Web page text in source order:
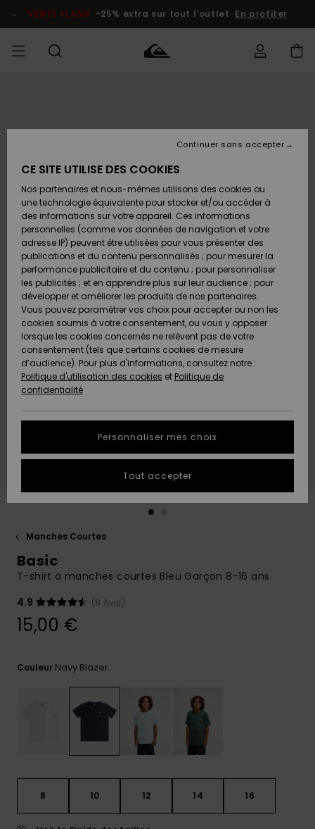
l'information
le
VENTE FLASH -25% extra sur tout l'outlet En profiter
Accessoires
Chaussures
& Tongs
Surf
Snow
Nouveautés
A
Découvrir
Accessoires
Chaussures
& Tongs
Surf
Snow
Nouveautés
A
Découvrir
FEMME
Nouveautés
A
Découvrir
Snow
SURF
Enfant
Highlights
Communauté
SNOW
Snow
Shop
Enfant
Snow
Shop
Femme
A
Découvrir
Communauté
VENTE
FLASH
Enfant
Outlet
Femme
Préférences
Langue Et
Région
Nederlands
AIDE &
CONTACT
Retours
Paiement
Carte
Cadeau
Quiksilver
Freedom
Protection
des données
Démarrez
pour obtenir
Démarrer
conversation
fréquentes et
formulaire
de contact.
Consulter
COLLECTION
CARTE
CADEAU
LISTE DE
SOUHAITS
Manches Courtes
Basic
T-shirt à manches courtes Bleu Garçon 8-16 ans
4.9
(8 Avis)
15,00 €
Couleur Navy Blazer
8 10 12 14 16
CE SITE UTILISE DES COOKIES
Nos partenaires et nous-mêmes utilisons des cookies ou
une technologie équivalente pour stocker et/ou accéder à
des informations sur votre appareil. Ces informations
personnelles (comme vos données de navigation et votre
adresse IP) peuvent être utilisées pour vous présenter des
publications et du contenu personnalisés ; pour mesurer la
performance publicitaire et du contenu ; pour personnaliser
les publicités ; et en apprendre plus sur leur audience ; pour
développer et améliorer les produits de nos partenaires.
Vous pouvez paramétrer vos choix pour accepter ou non les
cookies soumis à votre consentement, ou vous y opposer
lorsque les cookies concernés ne relèvent pas de votre
consentement (tels que certains cookies de mesure
d’audience). Pour plus d'informations, consultez notre :
Politique d'utilisation des cookies et Politique de
confidentialité
Personnaliser mes choix
Continuer sans accepter
Tout accepter